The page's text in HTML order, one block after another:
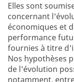
Elles sont
concernant
économiques et
performance
fournies à titre
Nos hypothèses
de l'évolution
notamment,